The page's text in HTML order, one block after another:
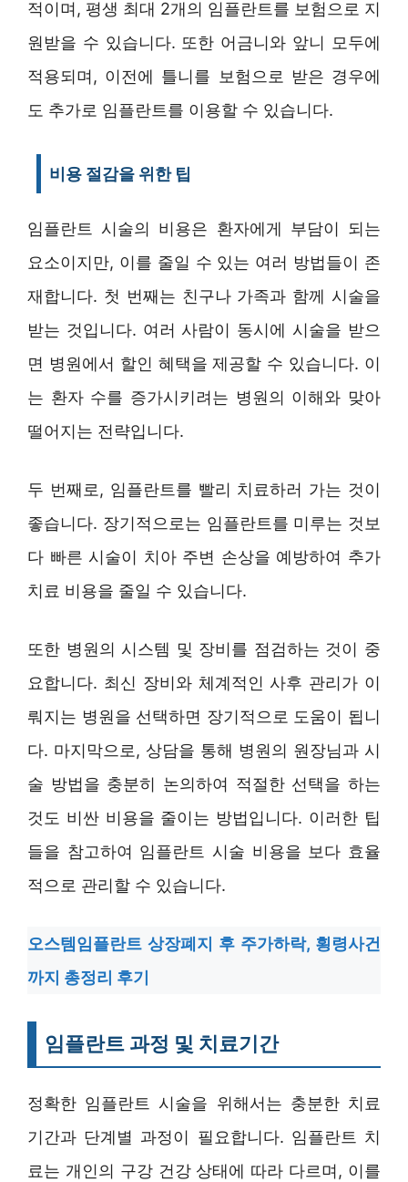
적이며, 평생 최대 2개의 임플란트를 보험으로 지
원받을 수 있습니다. 또한 어금니와 앞니 모두에
적용되며, 이전에 틀니를 보험으로 받은 경우에
도 추가로 임플란트를 이용할 수 있습니다.
비용 절감을 위한 팁
임플란트 시술의 비용은 환자에게 부담이 되는
요소이지만, 이를 줄일 수 있는 여러 방법들이 존
재합니다. 첫 번째는 친구나 가족과 함께 시술을
받는 것입니다. 여러 사람이 동시에 시술을 받으
면 병원에서 할인 혜택을 제공할 수 있습니다. 이
는 환자 수를 증가시키려는 병원의 이해와 맞아
떨어지는 전략입니다.
두 번째로, 임플란트를 빨리 치료하러 가는 것이
좋습니다. 장기적으로는 임플란트를 미루는 것보
다 빠른 시술이 치아 주변 손상을 예방하여 추가
치료 비용을 줄일 수 있습니다.
또한 병원의 시스템 및 장비를 점검하는 것이 중
요합니다. 최신 장비와 체계적인 사후 관리가 이
뤄지는 병원을 선택하면 장기적으로 도움이 됩니
다. 마지막으로, 상담을 통해 병원의 원장님과 시
술 방법을 충분히 논의하여 적절한 선택을 하는
것도 비싼 비용을 줄이는 방법입니다. 이러한 팁
들을 참고하여 임플란트 시술 비용을 보다 효율
적으로 관리할 수 있습니다.
오스템임플란트 상장폐지 후 주가하락, 횡령사건
까지 총정리 후기
임플란트 과정 및 치료기간
정확한 임플란트 시술을 위해서는 충분한 치료
기간과 단계별 과정이 필요합니다. 임플란트 치
료는 개인의 구강 건강 상태에 따라 다르며, 이를